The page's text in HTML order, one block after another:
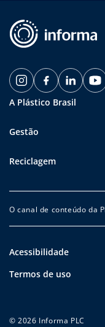
A Plástico Brasil
Gestão
Reciclagem
O canal de conteúdo da
Acessibilidade
Termos de uso
© 2026 Informa PLC